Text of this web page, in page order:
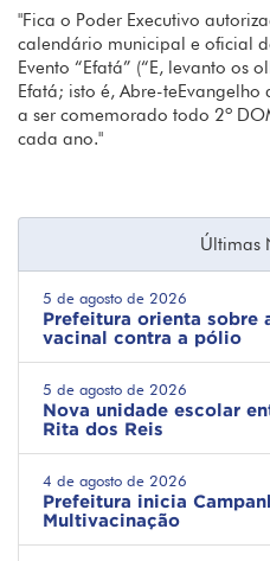
"Fica o Poder Executivo
calendário municipal e oficial
Evento “Efatá” (“E, levanto os
Efatá; isto é, Abre-
a ser comemorado todo 2º
cada ano."
Últimas
5 de agosto de 2026
Prefeitura orienta sobre
vacinal contra a pólio
5 de agosto de 2026
Nova unidade escolar
Rita dos Reis
4 de agosto de 2026
Prefeitura inicia
Multivacinação